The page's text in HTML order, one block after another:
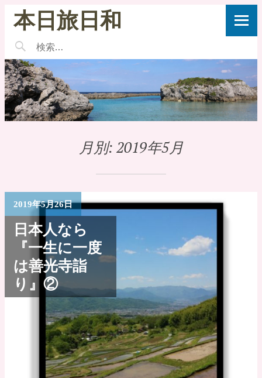
本日旅日和
月別: 2019年5月
2019年5月26日
日本人なら
『一生に一度
は善光寺詣
り』②